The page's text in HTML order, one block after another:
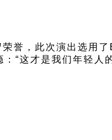
誉，此次演出选用
“这才是我们年轻人